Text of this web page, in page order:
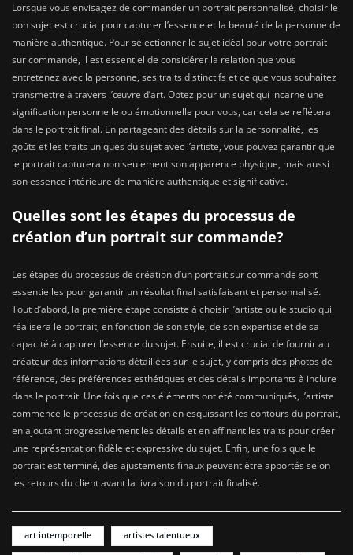
Lorsque vous envisagez de commander un portrait personnalisé, choisir le
bon sujet est crucial pour capturer l’essence et la beauté de la personne de
manière authentique. Pour sélectionner le sujet idéal pour votre portrait
sur commande, il est essentiel de considérer la relation que vous
entretenez avec la personne, ses traits distinctifs et ce que vous souhaitez
transmettre à travers l’œuvre d’art. Optez pour un sujet qui incarne une
signification personnelle ou émotionnelle pour vous, car cela se reflétera
dans le portrait final. En partageant des détails sur la personnalité, les
goûts et les traits uniques du sujet avec l’artiste, vous pouvez garantir que
le portrait capturera non seulement son apparence physique, mais aussi
son essence intérieure de manière authentique et significative.
Quelles sont les étapes du processus de
création d’un portrait sur commande?
Les étapes du processus de création d’un portrait sur commande sont
essentielles pour garantir un résultat final satisfaisant et personnalisé.
Tout d’abord, la première étape consiste à choisir l’artiste ou le studio qui
réalisera le portrait, en fonction de son style, de son expertise et de sa
capacité à capturer l’essence du sujet. Ensuite, il est crucial de fournir au
créateur des informations détaillées sur le sujet, y compris des photos de
référence, des préférences esthétiques et des détails importants à inclure
dans le portrait. Une fois que ces éléments ont été communiqués, l’artiste
commence le processus de création en esquissant les contours du portrait,
en ajoutant progressivement les détails et en affinant les traits pour créer
une représentation fidèle et expressive du sujet. Enfin, une fois que le
portrait est terminé, des ajustements finaux peuvent être apportés selon
les retours du client avant la livraison du portrait finalisé.
art intemporelle artistes talentueux